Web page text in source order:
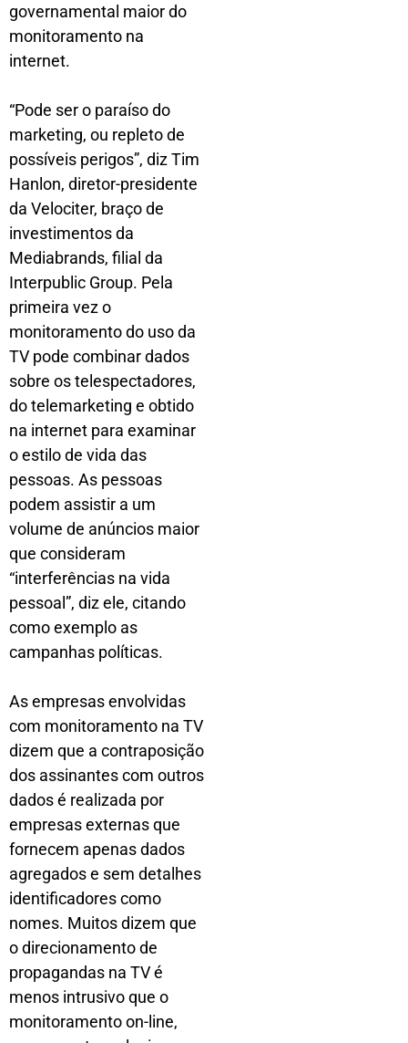
governamental maior do
monitoramento na
internet.
“Pode ser o paraíso do
marketing, ou repleto de
possíveis perigos”, diz Tim
Hanlon, diretor-presidente
da Velociter, braço de
investimentos da
Mediabrands, filial da
Interpublic Group. Pela
primeira vez o
monitoramento do uso da
TV pode combinar dados
sobre os telespectadores,
do telemarketing e obtido
na internet para examinar
o estilo de vida das
pessoas. As pessoas
podem assistir a um
volume de anúncios maior
que consideram
“interferências na vida
pessoal”, diz ele, citando
como exemplo as
campanhas políticas.
As empresas envolvidas
com monitoramento na TV
dizem que a contraposição
dos assinantes com outros
dados é realizada por
empresas externas que
fornecem apenas dados
agregados e sem detalhes
identificadores como
nomes. Muitos dizem que
o direcionamento de
propagandas na TV é
menos intrusivo que o
monitoramento on-line,